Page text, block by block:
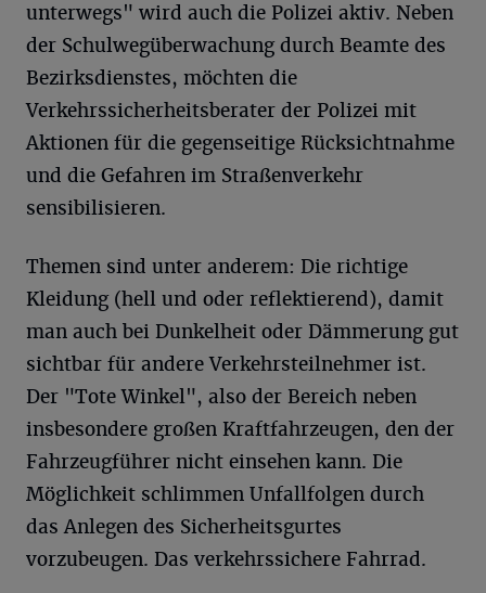
unterwegs" wird auch die Polizei aktiv. Neben
der Schulwegüberwachung durch Beamte des
Bezirksdienstes, möchten die
Verkehrssicherheitsberater der Polizei mit
Aktionen für die gegenseitige Rücksichtnahme
und die Gefahren im Straßenverkehr
sensibilisieren.
Themen sind unter anderem: Die richtige
Kleidung (hell und oder reflektierend), damit
man auch bei Dunkelheit oder Dämmerung gut
sichtbar für andere Verkehrsteilnehmer ist.
Der "Tote Winkel", also der Bereich neben
insbesondere großen Kraftfahrzeugen, den der
Fahrzeugführer nicht einsehen kann. Die
Möglichkeit schlimmen Unfallfolgen durch
das Anlegen des Sicherheitsgurtes
vorzubeugen. Das verkehrssichere Fahrrad.